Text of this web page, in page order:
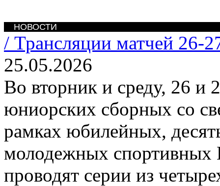
НОВОСТИ
/ Трансляции матчей 26-
25.05.2026
Во вторник и среду, 26 и
юниорских сборных со
рамках юбилейных,
молодежных спортивных
проводят серии из